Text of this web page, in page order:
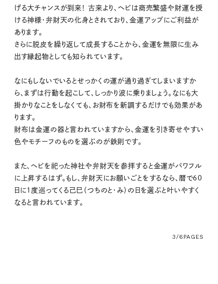
げる大チャンスが到来！ 古来より、ヘビは商売繁盛や財運を授
ける神様・弁財天の化身とされており、金運アップにご利益が
あります。
さらに脱皮を繰り返して成長することから、金運を無限に生み
出す縁起物としても知られています。
なにもしないでいるとせっかくの運が通り過ぎてしまいますか
ら、まずは行動を起こして、しっかり波に乗りましょう。なにも大
掛かりなことをしなくても、お財布を新調するだけでも効果があ
ります。
財布は金運の器と言われていますから、金運を引き寄せやすい
色やモチーフのものを選ぶのが鉄則です。
また、ヘビを祀った神社や弁財天を参拝すると金運がパワフル
に上昇するはず。もし、弁財天にお願いごとをするなら、暦で60
日に1度巡ってくる己巳（つちのと・み）の日を選ぶと叶いやすく
なると言われています。
3/6 PAGES